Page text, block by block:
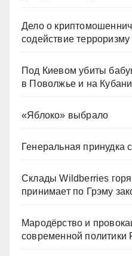
Дело о
содействие терроризму
Под Киевом убиты
в Поволжье и на
«Яблоко» выбрало
Генеральная принудка
Склады Wildberries
принимает по Грэму
Мародёрство и
современной политики